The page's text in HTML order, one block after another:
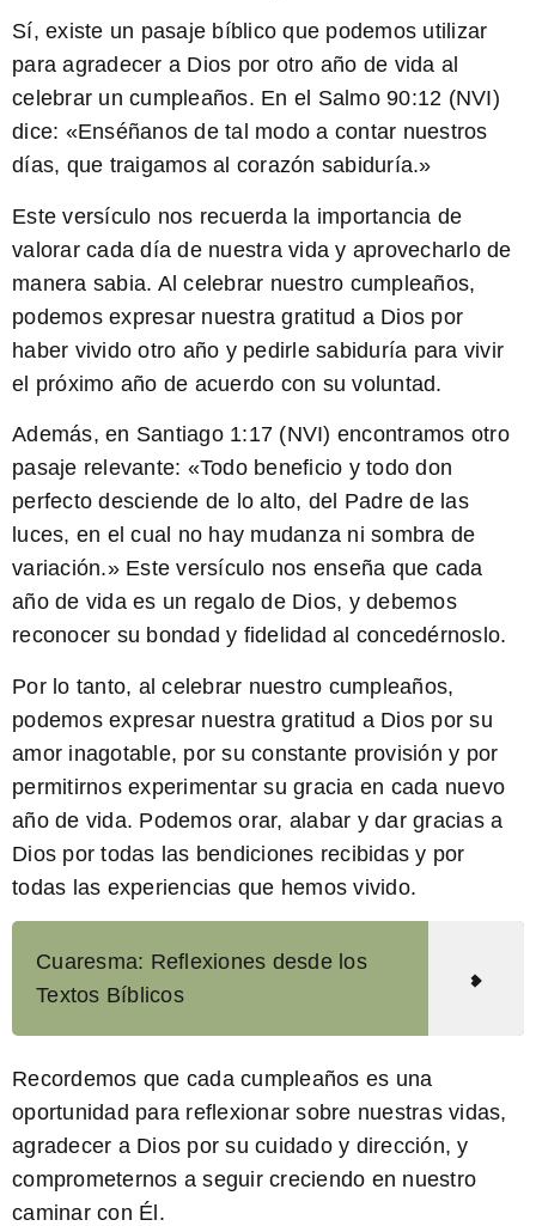
Sí, existe un pasaje bíblico que podemos utilizar
para agradecer a Dios por otro año de vida al
celebrar un cumpleaños. En el Salmo 90:12 (NVI)
dice: «Enséñanos de tal modo a contar nuestros
días, que traigamos al corazón sabiduría.»
Este versículo nos recuerda la importancia de
valorar cada día de nuestra vida y aprovecharlo de
manera sabia. Al celebrar nuestro cumpleaños,
podemos expresar nuestra gratitud a Dios por
haber vivido otro año y pedirle sabiduría para vivir
el próximo año de acuerdo con su voluntad.
Además, en Santiago 1:17 (NVI) encontramos otro
pasaje relevante: «Todo beneficio y todo don
perfecto desciende de lo alto, del Padre de las
luces, en el cual no hay mudanza ni sombra de
variación.» Este versículo nos enseña que cada
año de vida es un regalo de Dios, y debemos
reconocer su bondad y fidelidad al concedérnoslo.
Por lo tanto, al celebrar nuestro cumpleaños,
podemos expresar nuestra gratitud a Dios por su
amor inagotable, por su constante provisión y por
permitirnos experimentar su gracia en cada nuevo
año de vida. Podemos orar, alabar y dar gracias a
Dios por todas las bendiciones recibidas y por
todas las experiencias que hemos vivido.
Cuaresma: Reflexiones desde los
Textos Bíblicos
Recordemos que cada cumpleaños es una
oportunidad para reflexionar sobre nuestras vidas,
agradecer a Dios por su cuidado y dirección, y
comprometernos a seguir creciendo en nuestro
caminar con Él.